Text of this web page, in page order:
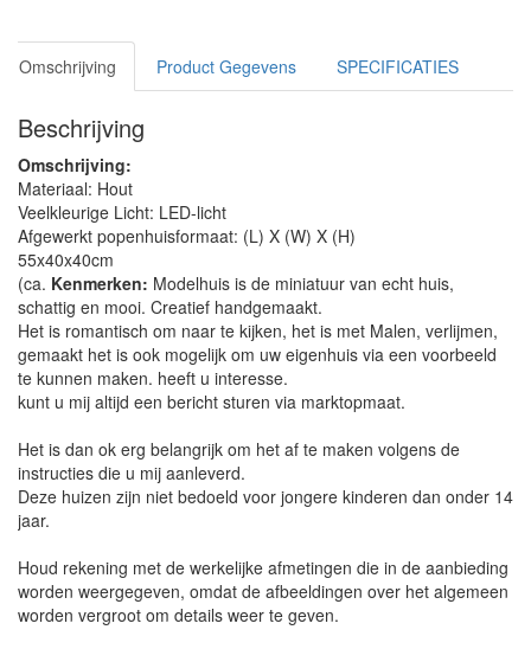
Omschrijving Product Gegevens SPECIFICATIES
Beschrijving
Omschrijving:
Materiaal: Hout
Veelkleurige Licht: LED-licht
Afgewerkt popenhuisformaat: (L) X (W) X (H)
55x40x40cm
(ca. Kenmerken: Modelhuis is de miniatuur van echt huis,
schattig en mooi. Creatief handgemaakt.
Het is romantisch om naar te kijken, het is met Malen, verlijmen,
gemaakt het is ook mogelijk om uw eigenhuis via een voorbeeld
te kunnen maken. heeft u interesse.
kunt u mij altijd een bericht sturen via marktopmaat.
Het is dan ok erg belangrijk om het af te maken volgens de
instructies die u mij aanleverd.
Deze huizen zijn niet bedoeld voor jongere kinderen dan onder 14
jaar.
Houd rekening met de werkelijke afmetingen die in de aanbieding
worden weergegeven, omdat de afbeeldingen over het algemeen
worden vergroot om details weer te geven.